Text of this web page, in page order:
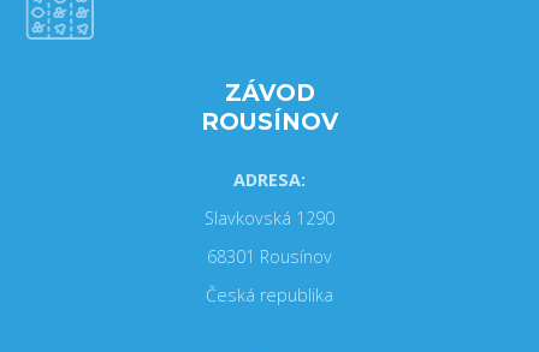
ZÁVOD
ROUSÍNOV
ADRESA:
Slavkovská 1290
68301 Rousínov
Česká republika